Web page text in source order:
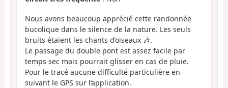
Nous avons beaucoup apprécié cette randonnée
bucolique dans le silence de la nature. Les seuls
bruits étaient les chants d’oiseaux 🎶.
Le passage du double pont est assez facile par
temps sec mais pourrait glisser en cas de pluie.
Pour le tracé aucune difficulté particulière en
suivant le GPS sur l’application.